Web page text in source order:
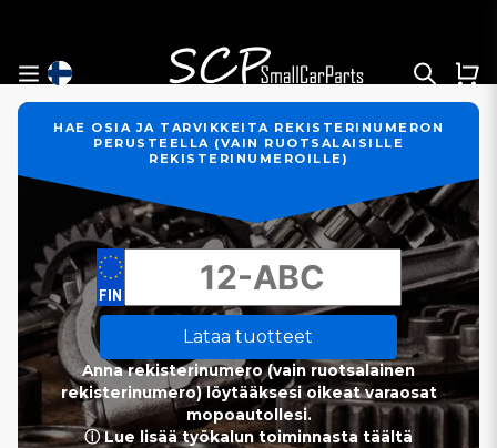
HAE OSIA JA TARVIKKEITA REKISTERINUMERON
PERUSTEELLA (VAIN RUOTSALAISILLE
REKISTERINUMEROILLE)
Lataa tuotteet
Anna rekisterinumero (vain ruotsalainen
rekisterinumero) löytääksesi oikeat varaosat
mopoautollesi.
ⓘ Lue lisää työkalun toiminnasta täältä